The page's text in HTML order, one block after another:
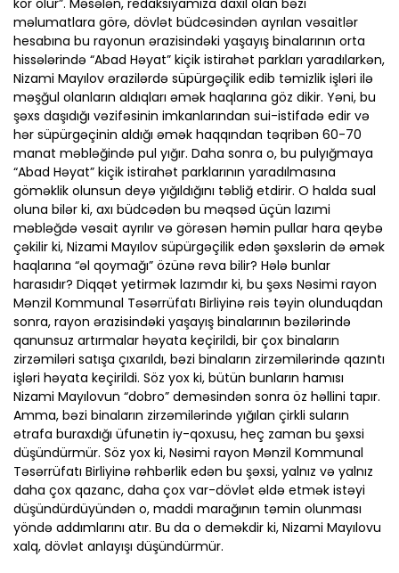
məlumatlara görə, dövlət büdcəsindən ayrılan vəsaitlər
hesabına bu rayonun ərazisindəki yaşayış binalarının orta
hissələrində “Abad Həyat” kiçik istirahət parkları yaradılarkən,
Nizami Mayılov ərazilərdə süpürgəçilik edib təmizlik işləri ilə
məşğul olanların aldıqları əmək haqlarına göz dikir. Yəni, bu
şəxs daşıdığı vəzifəsinin imkanlarından sui-istifadə edir və
hər süpürgəçinin aldığı əmək haqqından təqribən 60-70
manat məbləğində pul yığır. Daha sonra o, bu pulyığmaya
“Abad Həyat” kiçik istirahət parklarının yaradılmasına
göməklik olunsun deyə yığıldığını təbliğ etdirir. O halda sual
oluna bilər ki, axı büdcədən bu məqsəd üçün lazımi
məbləğdə vəsait ayrılır və görəsən həmin pullar hara qeybə
çəkilir ki, Nizami Mayılov süpürgəçilik edən şəxslərin də əmək
haqlarına “əl qoymağı” özünə rəva bilir? Hələ bunlar
harasıdır? Diqqət yetirmək lazımdır ki, bu şəxs Nəsimi rayon
Mənzil Kommunal Təsərrüfatı Birliyinə rəis təyin olunduqdan
sonra, rayon ərazisindəki yaşayış binalarının bəzilərində
qanunsuz artırmalar həyata keçirildi, bir çox binaların
zirzəmiləri satışa çıxarıldı, bəzi binaların zirzəmilərində qazıntı
işləri həyata keçirildi. Söz yox ki, bütün bunların hamısı
Nizami Mayılovun “dobro” deməsindən sonra öz həllini tapır.
Amma, bəzi binaların zirzəmilərində yığılan çirkli suların
ətrafa buraxdığı üfunətin iy-qoxusu, heç zaman bu şəxsi
düşündürmür. Söz yox ki, Nəsimi rayon Mənzil Kommunal
Təsərrüfatı Birliyinə rəhbərlik edən bu şəxsi, yalnız və yalnız
daha çox qazanc, daha çox var-dövlət əldə etmək istəyi
düşündürdüyündən o, maddi marağının təmin olunması
yöndə addımlarını atır. Bu da o deməkdir ki, Nizami Mayılovu
xalq, dövlət anlayışı düşündürmür.